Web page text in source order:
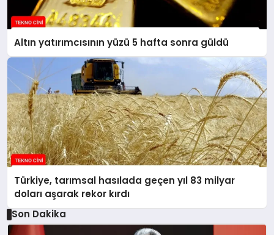
Altın yatırımcısının yüzü 5 hafta sonra güldü
Türkiye, tarımsal hasılada geçen yıl 83 milyar
doları aşarak rekor kırdı
Son Dakika